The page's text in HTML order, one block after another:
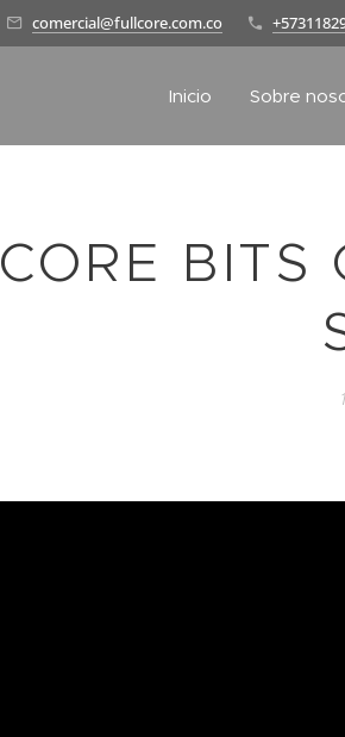
comercial@fullcore.com.co
Inicio Sobre
CORE BITS